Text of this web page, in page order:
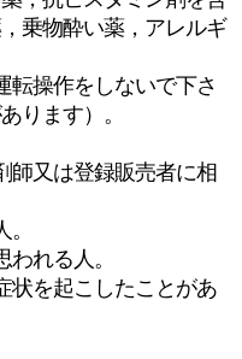
乗物酔い薬，アレルギ
転操作をしないで下さ
ります）。
師又は登録販売者に相
われる人。
状を起こしたことがあ